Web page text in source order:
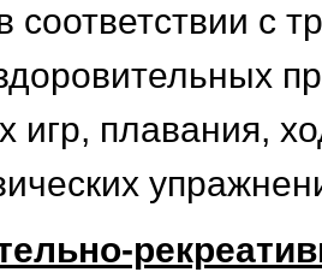
соответствии с
игр, плавания,